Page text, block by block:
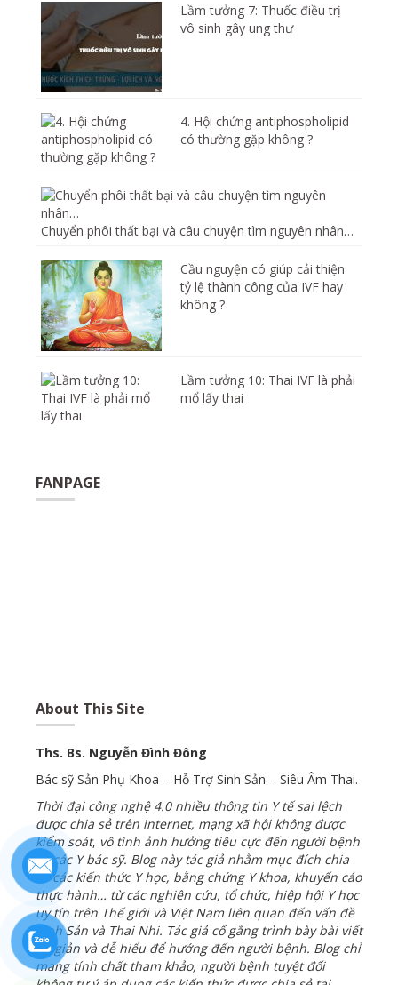
Lầm tưởng 7: Thuốc điều trị
vô sinh gây ung thư
4. Hội chứng antiphospholipid
có thường gặp không ?
Chuyển phôi thất bại và câu chuyện tìm nguyên nhân…
Cầu nguyện có giúp cải thiện
tỷ lệ thành công của IVF hay
không ?
Lầm tưởng 10: Thai IVF là phải
mổ lấy thai
FANPAGE
About This Site
Ths. Bs. Nguyễn Đình Đông
Bác sỹ Sản Phụ Khoa – Hỗ Trợ Sinh Sản – Siêu Âm Thai.
Thời đại công nghệ 4.0 nhiều thông tin Y tế sai lệch
được chia sẻ trên internet, mạng xã hội không được
kiểm soát, vô tình ảnh hưởng tiêu cực đến người bệnh
và các Y bác sỹ. Blog này tác giả nhằm mục đích chia
sẻ các kiến thức Y học, bằng chứng Y khoa, khuyến cáo
thực hành… từ các nghiên cứu, tổ chức, hiệp hội Y học
uy tín trên Thế giới và Việt Nam liên quan đến vấn đề
Sinh Sản và Thai Nhi. Tác giả cố gắng trình bày bài viết
tối giản và dễ hiểu để hướng đến người bệnh. Blog chỉ
mang tính chất tham khảo, người bệnh tuyệt đối